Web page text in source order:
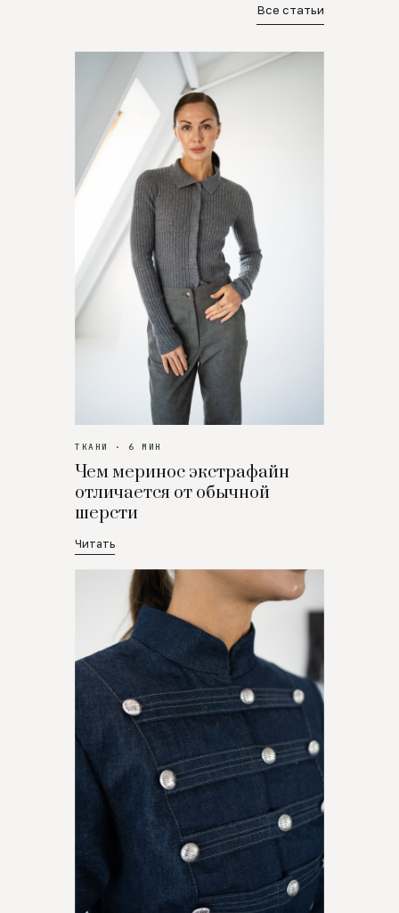
Все статьи
ТКАНИ · 6 МИН
Чем меринос экстрафайн
отличается от обычной
шерсти
Читать